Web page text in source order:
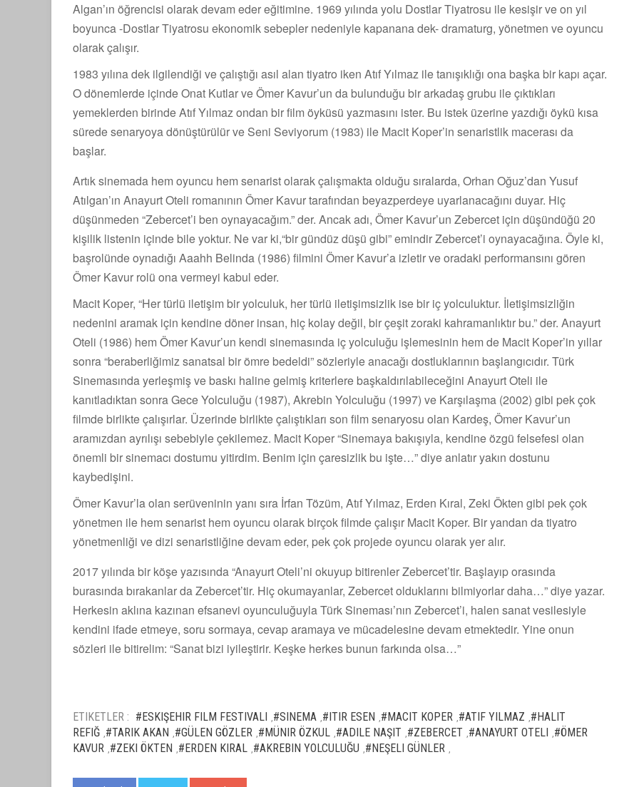
Algan’ın öğrencisi olarak devam eder eğitimine. 1969 yılında yolu Dostlar Tiyatrosu ile kesişir ve on yıl
boyunca -Dostlar Tiyatrosu ekonomik sebepler nedeniyle kapanana dek- dramaturg, yönetmen ve oyuncu
olarak çalışır.
1983 yılına dek ilgilendiği ve çalıştığı asıl alan tiyatro iken Atıf Yılmaz ile tanışıklığı ona başka bir kapı açar.
O dönemlerde içinde Onat Kutlar ve Ömer Kavur’un da bulunduğu bir arkadaş grubu ile çıktıkları
yemeklerden birinde Atıf Yılmaz ondan bir film öyküsü yazmasını ister. Bu istek üzerine yazdığı öykü kısa
sürede senaryoya dönüştürülür ve Seni Seviyorum (1983) ile Macit Koper’in senaristlik macerası da
başlar.
Artık sinemada hem oyuncu hem senarist olarak çalışmakta olduğu sıralarda, Orhan Oğuz’dan Yusuf
Atılgan’ın Anayurt Oteli romanının Ömer Kavur tarafından beyazperdeye uyarlanacağını duyar. Hiç
düşünmeden “Zebercet’i ben oynayacağım.” der. Ancak adı, Ömer Kavur’un Zebercet için düşündüğü 20
kişilik listenin içinde bile yoktur. Ne var ki,“bir gündüz düşü gibi” emindir Zebercet’i oynayacağına. Öyle ki,
başrolünde oynadığı Aaahh Belinda (1986) filmini Ömer Kavur’a izletir ve oradaki performansını gören
Ömer Kavur rolü ona vermeyi kabul eder.
Macit Koper, “Her türlü iletişim bir yolculuk, her türlü iletişimsizlik ise bir iç yolculuktur. İletişimsizliğin
nedenini aramak için kendine döner insan, hiç kolay değil, bir çeşit zoraki kahramanlıktır bu.” der. Anayurt
Oteli (1986) hem Ömer Kavur’un kendi sinemasında iç yolculuğu işlemesinin hem de Macit Koper’in yıllar
sonra “beraberliğimiz sanatsal bir ömre bedeldi” sözleriyle anacağı dostluklarının başlangıcıdır. Türk
Sinemasında yerleşmiş ve baskı haline gelmiş kriterlere başkaldırılabileceğini Anayurt Oteli ile
kanıtladıktan sonra Gece Yolculuğu (1987), Akrebin Yolculuğu (1997) ve Karşılaşma (2002) gibi pek çok
filmde birlikte çalışırlar. Üzerinde birlikte çalıştıkları son film senaryosu olan Kardeş, Ömer Kavur’un
aramızdan ayrılışı sebebiyle çekilemez. Macit Koper “Sinemaya bakışıyla, kendine özgü felsefesi olan
önemli bir sinemacı dostumu yitirdim. Benim için çaresizlik bu işte…” diye anlatır yakın dostunu
kaybedişini.
Ömer Kavur’la olan serüveninin yanı sıra İrfan Tözüm, Atıf Yılmaz, Erden Kıral, Zeki Ökten gibi pek çok
yönetmen ile hem senarist hem oyuncu olarak birçok filmde çalışır Macit Koper. Bir yandan da tiyatro
yönetmenliği ve dizi senaristliğine devam eder, pek çok projede oyuncu olarak yer alır.
2017 yılında bir köşe yazısında “Anayurt Oteli’ni okuyup bitirenler Zebercet’tir. Başlayıp orasında
burasında bırakanlar da Zebercet’tir. Hiç okumayanlar, Zebercet olduklarını bilmiyorlar daha…” diye yazar.
Herkesin aklına kazınan efsanevi oyunculuğuyla Türk Sineması’nın Zebercet’i, halen sanat vesilesiyle
kendini ifade etmeye, soru sormaya, cevap aramaya ve mücadelesine devam etmektedir. Yine onun
sözleri ile bitirelim: “Sanat bizi iyileştirir. Keşke herkes bunun farkında olsa…”
ETIKETLER : #ESKIŞEHIR FILM FESTIVALI #SINEMA #ITIR ESEN #MACIT KOPER #ATIF YILMAZ #HALIT
REFIĞ #TARIK AKAN #GÜLEN GÖZLER #MÜNIR ÖZKUL #ADILE NAŞIT #ZEBERCET #ANAYURT OTELI #ÖMER
KAVUR #ZEKI ÖKTEN #ERDEN KIRAL #AKREBIN YOLCULUĞU #NEŞELI GÜNLER